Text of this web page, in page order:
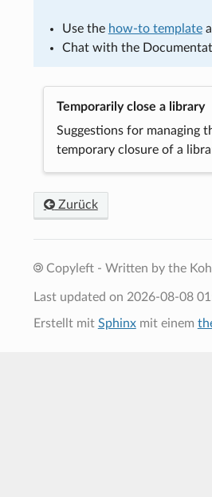
Use the how-to template
Chat with the
Temporarily close a library
Suggestions for managing
temporary closure of a
Zurück
Copyleft - Written by the
Last updated on 2026-08-08
Erstellt mit Sphinxmit einem